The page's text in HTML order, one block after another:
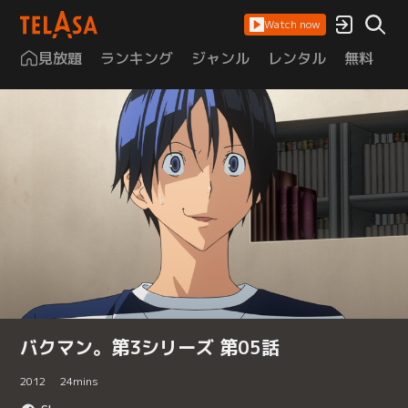
Watch now
見放題 ランキング ジャンル レンタル 無料
バクマン。第3シリーズ 第05話
2012 24mins